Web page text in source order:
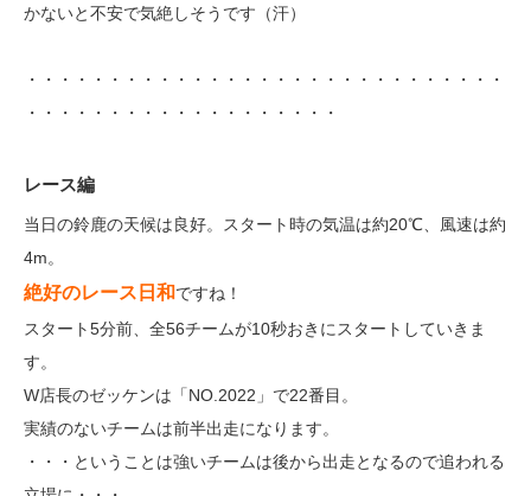
かないと不安で気絶しそうです（汗）
・・・・・・・・・・・・・・・・・・・・・・・・・・・・・
・・・・・・・・・・・・・・・・・・・
レース編
当日の鈴鹿の天候は良好。スタート時の気温は約20℃、風速は約
4m。
絶好のレース日和ですね！
スタート5分前、全56チームが10秒おきにスタートしていきま
す。
W店長のゼッケンは「NO.2022」で22番目。
実績のないチームは前半出走になります。
・・・ということは強いチームは後から出走となるので追われる